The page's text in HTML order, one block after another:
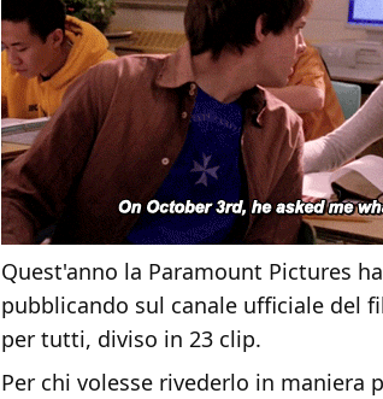
Quest'anno la Paramount Pictures
pubblicando sul canale ufficiale del
per tutti, diviso in 23 clip.
Per chi volesse rivederlo in maniera